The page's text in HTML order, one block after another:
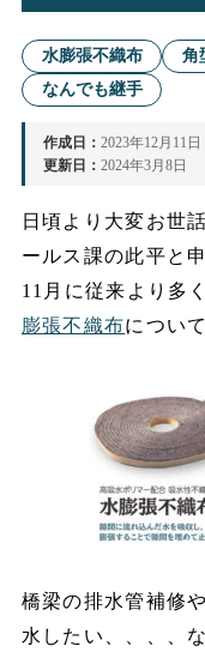
水膨張不織布
角
なんでも継手
作成日： 2023年12月11日
更新日： 2024年3月8日
日頃より大変お世
ールス課の此平と
11月に従来より多
膨張不織布につい
橋梁の排水管補修
水したい、、、、